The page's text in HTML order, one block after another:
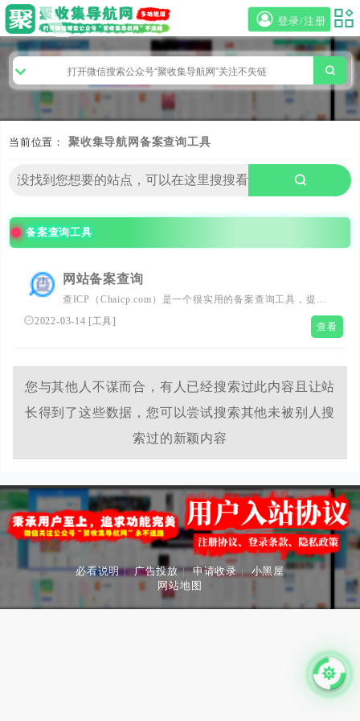
登录/注册
当前位置： 聚收集导航网 备案查询工具
备案查询工具
网站备案查询
查ICP（Chaicp.com）是一个很实用的备案查询工具，提供
网站备案查询、icp备案查询、域名备案查询、工信部备案
查询、公安备案查询、接入商信息查询等功能以及备案证书
输入域名即可查询到相应的备案号，备案单位，备案性质等
相关信息，查询速度极快。
2022-03-14 [工具] 查看
您与其他人不谋而合，有人已经搜索过此内容且让站
长得到了这些数据，您可以尝试搜索其他未被别人搜
索过的新颖内容
必看说明 | 广告投放 | 申请收录 |
小黑屋
网站地图